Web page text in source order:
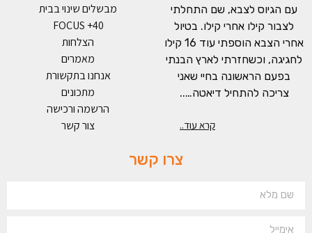
עם הגיוס לצבא, שם התחלתי
לצבור קילו אחרי קילו. בטיול
אחרי הצבא הוספתי עוד 16 קילו
לחגיגה, וכשחזרתי לארץ הבנתי
בפעם הראשונה בחיי שאני
צריכה להתחיל דיאטה…..
קרא עוד..
מבשלים שינוי בבית
FOCUS +40
הצלחות
מאמרים
אנחנו בתקשורת
מתכונים
הרשמה ורכישה
צור קשר
צרו קשר